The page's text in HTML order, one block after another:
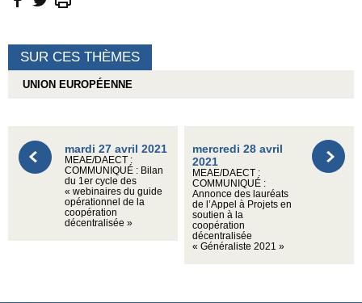
SUR CES THÈMES
UNION EUROPÉENNE
mardi 27 avril 2021
MEAE/DAECT :
COMMUNIQUÉ : Bilan
du 1er cycle des
« webinaires du guide
opérationnel de la
coopération
décentralisée »
mercredi 28 avril
2021
MEAE/DAECT :
COMMUNIQUÉ :
Annonce des lauréats
de l’Appel à Projets en
soutien à la
coopération
décentralisée
« Généraliste 2021 »